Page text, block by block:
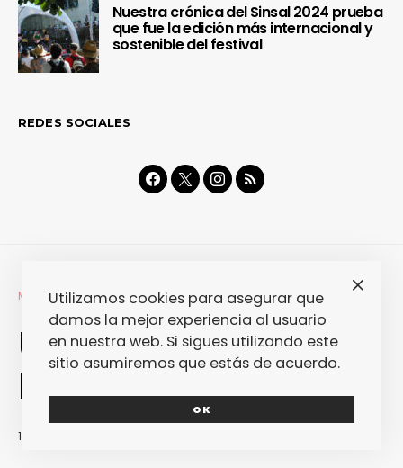
Nuestra crónica del Sinsal 2024 prueba
que fue la edición más internacional y
sostenible del festival
REDES SOCIALES
MÚSICA REVIEWS
Underworld –
Barking
19/10/2010
Utilizamos cookies para asegurar que
damos la mejor experiencia al usuario
en nuestra web. Si sigues utilizando este
sitio asumiremos que estás de acuerdo.
OK